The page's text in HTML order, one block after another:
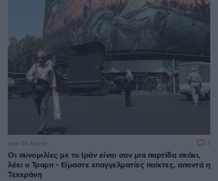
Οι συνομιλίες με το Ιράν είναι σαν μια παρτίδα σκάκι,
λέει ο Τραμπ - Είμαστε επαγγελματίες παίκτες, απαντά η
Τεχεράνη
πριν 37 λεπτά 2